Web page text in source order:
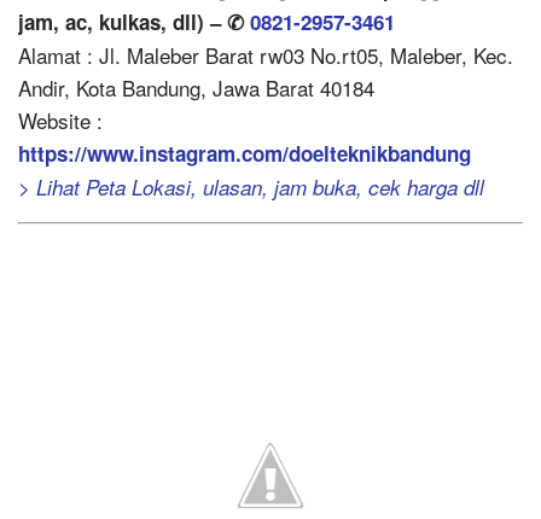
jam, ac, kulkas, dll) – ✆0821-2957-3461
Alamat : Jl. Maleber Barat rw03 No.rt05, Maleber, Kec.
Andir, Kota Bandung, Jawa Barat 40184
Website :
https://www.instagram.com/doelteknikbandung
> Lihat Peta Lokasi, ulasan, jam buka, cek harga dll